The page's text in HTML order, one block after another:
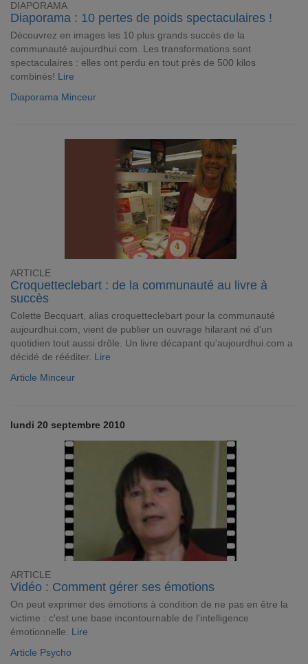
DIAPORAMA
Diaporama : 10 pertes de poids spectaculaires !
Découvrez en images les 10 plus grands succès de la
communauté aujourdhui.com. Les transformations sont
spectaculaires : elles ont perdu en tout près de 500 kilos
combinés! Lire
Diaporama Minceur
ARTICLE
Croquetteclebart : de la communauté au livre à
succès
Colette Becquart, alias croquetteclebart pour la communauté
aujourdhui.com, vient de publier un ouvrage hilarant né d'un
quotidien tout aussi drôle. Un livre décapant qu'aujourdhui.com a
décidé de rééditer. Lire
Article Minceur
lundi 20 septembre 2010
ARTICLE
Vidéo : Comment gérer ses émotions
On peut exprimer des émotions à condition de ne pas en être la
victime : c'est une base incontournable de l'intelligence
émotionnelle. Lire
Article Psycho